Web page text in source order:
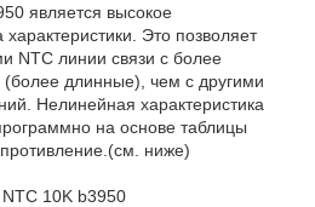
является высокое
Это позволяет
NTC линии связи с более
длинные), чем с другими
Нелинейная характеристика
на основе таблицы
ниже)
10K b3950